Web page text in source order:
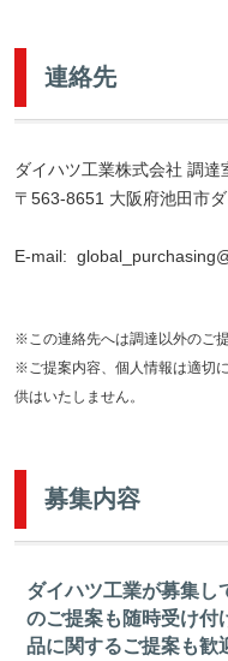
連絡先
ダイハツ工業株式会社 調達
〒563-8651 大阪府池田市
E-mail:
※この連絡先へは調達以外のご
※ご提案内容、個人情報は適切
供はいたしません。
募集内容
ダイハツ工業が募集し
のご提案も随時受け付
品に関するご提案も歓